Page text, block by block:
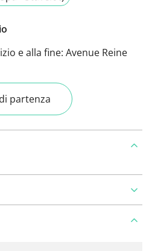
e alla fine: Avenue Reine
partenza